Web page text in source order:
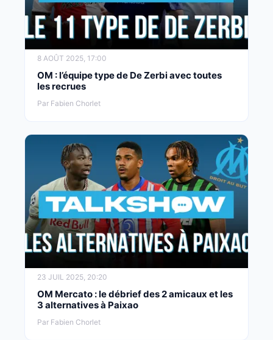
8 AOÛT 2025, 17:00
OM : l’équipe type de De Zerbi avec toutes
les recrues
Par Fabien Chorlet
23 JUIL 2025, 20:20
OM Mercato : le débrief des 2 amicaux et les
3 alternatives à Paixao
Par Fabien Chorlet